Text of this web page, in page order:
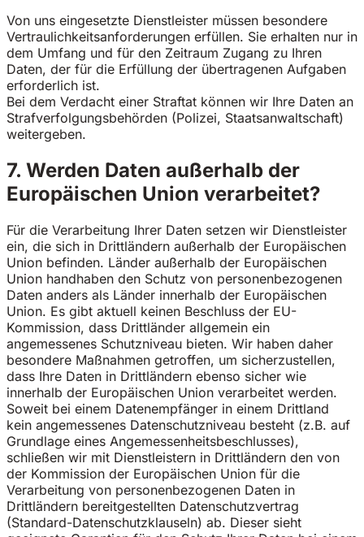
Von uns eingesetzte Dienstleister müssen besondere
Vertraulichkeitsanforderungen erfüllen. Sie erhalten nur in
dem Umfang und für den Zeitraum Zugang zu Ihren
Daten, der für die Erfüllung der übertragenen Aufgaben
erforderlich ist.
Bei dem Verdacht einer Straftat können wir Ihre Daten an
Strafverfolgungsbehörden (Polizei, Staatsanwaltschaft)
weitergeben.
7. Werden Daten außerhalb der
Europäischen Union verarbeitet?
Für die Verarbeitung Ihrer Daten setzen wir Dienstleister
ein, die sich in Drittländern außerhalb der Europäischen
Union befinden. Länder außerhalb der Europäischen
Union handhaben den Schutz von personenbezogenen
Daten anders als Länder innerhalb der Europäischen
Union. Es gibt aktuell keinen Beschluss der EU-
Kommission, dass Drittländer allgemein ein
angemessenes Schutzniveau bieten. Wir haben daher
besondere Maßnahmen getroffen, um sicherzustellen,
dass Ihre Daten in Drittländern ebenso sicher wie
innerhalb der Europäischen Union verarbeitet werden.
Soweit bei einem Datenempfänger in einem Drittland
kein angemessenes Datenschutzniveau besteht (z.B. auf
Grundlage eines Angemessenheitsbeschlusses),
schließen wir mit Dienstleistern in Drittländern den von
der Kommission der Europäischen Union für die
Verarbeitung von personenbezogenen Daten in
Drittländern bereitgestellten Datenschutzvertrag
(Standard-Datenschutzklauseln) ab. Dieser sieht